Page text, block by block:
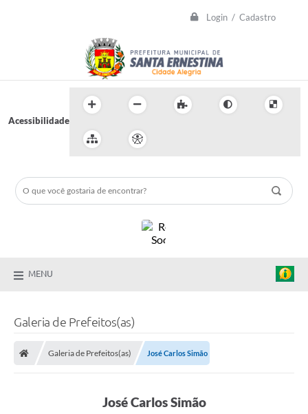
Login / Cadastro
Acessibilidade
MENU
Galeria de Prefeitos(as)
Galeria de Prefeitos(as) José Carlos Simão
José Carlos Simão